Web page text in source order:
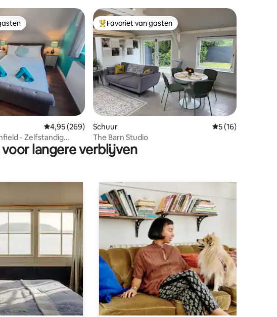
op 5, 234 recensies
gasten
Gemiddelde beoordeling van 4,95 op 5, 269 recensies
4,95 (269)
- Zelfstandig
Topfavoriet van gasten
Favoriet van gasten
Schuur Gemiddelde
5 (16)
The Barn Studio
langere verblijven